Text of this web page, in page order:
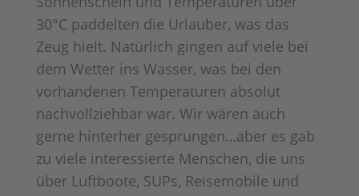
30°C paddelten die Urlauber, was das
Zeug hielt. Natürlich gingen auf viele bei
dem Wetter ins Wasser, was bei den
vorhandenen Temperaturen absolut
nachvollziehbar war. Wir wären auch
gerne hinterher gesprungen…aber es gab
zu viele interessierte Menschen, die uns
über Luftboote, SUPs, Reisemobile und